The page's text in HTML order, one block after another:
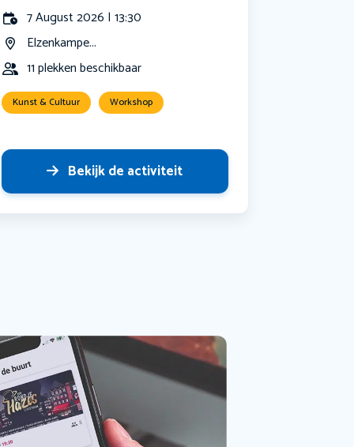
7 August 2026 | 13:30
Elzenkampe...
11 plekken beschikbaar
Kunst & Cultuur Workshop
Bekijk de activiteit